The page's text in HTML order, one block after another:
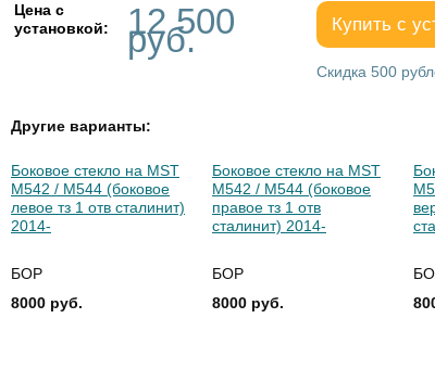
Цена с
установкой:
12 500
руб. Купить с
Скидка 500
Другие варианты:
Боковое стекло на MST
M542 / M544 (боковое
левое тз 1 отв сталинит)
2014-
БОР
8000 руб.
Боковое стекло на MST
M542 / M544 (боковое
правое тз 1 отв
сталинит) 2014-
БОР
8000 руб.